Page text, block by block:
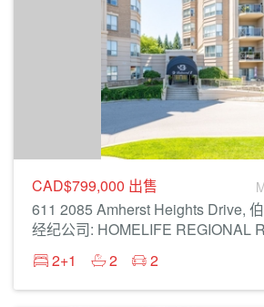
CAD$799,000 出售
611 2085 Amherst Heights Drive,
经纪公司: HOMELIFE REGIONAL
2+1
2 2